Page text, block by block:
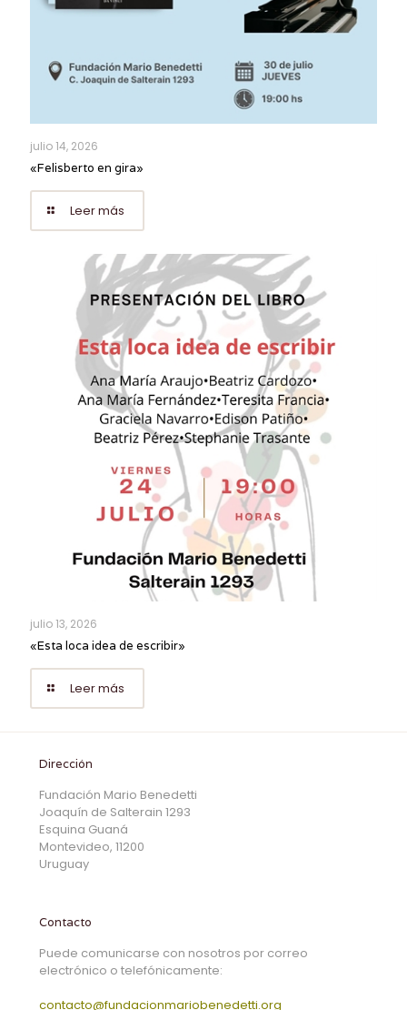
julio 14, 2026
«Felisberto en gira»
Leer más
julio 13, 2026
«Esta loca idea de escribir»
Leer más
Dirección
Fundación Mario Benedetti
Joaquín de Salterain 1293
Esquina Guaná
Montevideo, 11200
Uruguay
Contacto
Puede comunicarse con nosotros por correo
electrónico o telefónicamente:
contacto@fundacionmariobenedetti.org